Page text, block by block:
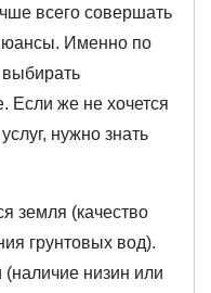
всего совершать
Именно по
выбирать
Если же не хочется
нужно знать
земля (качество
грунтовых вод).
низин или